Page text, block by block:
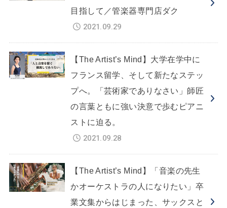
目指して／管楽器専門店ダク
2021.09.29
【The Artist’s Mind】大学在学中に
フランス留学、そして新たなステッ
プへ。「芸術家でありなさい」師匠
の言葉ともに強い決意で歩むピアニ
ストに迫る。
2021.09.28
【The Artist’s Mind】「音楽の先生
かオーケストラの人になりたい」卒
業文集からはじまった、サックスと